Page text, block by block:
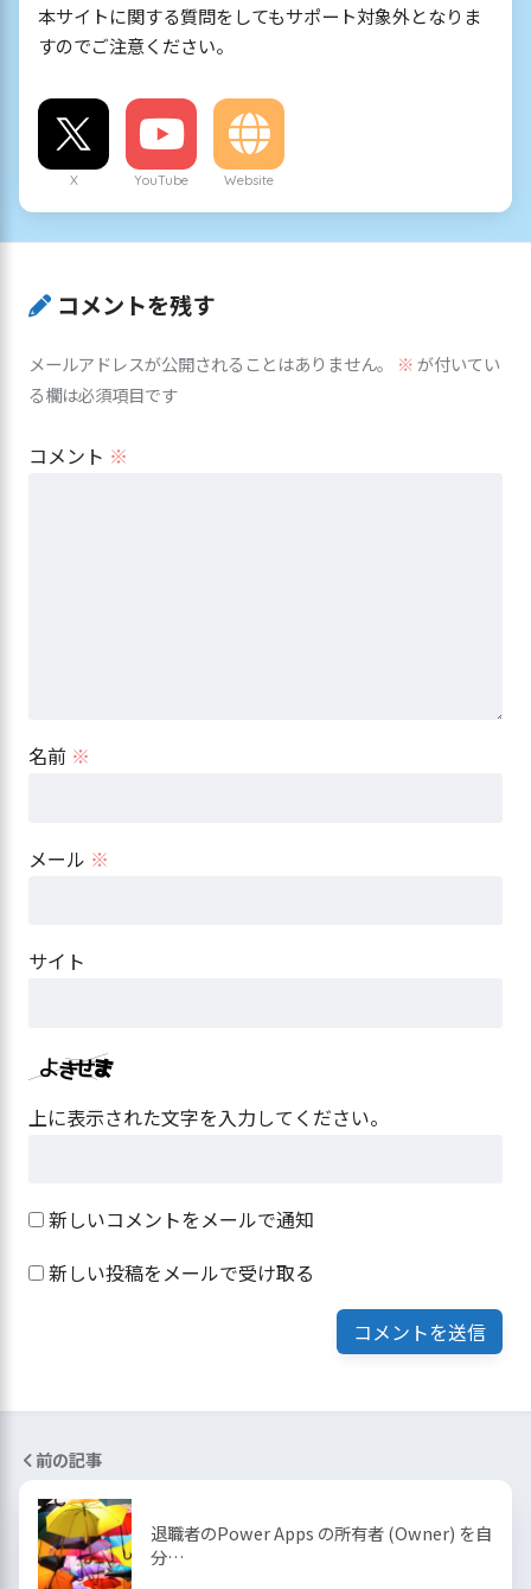
本サイトに関する質問をしてもサポート対象外となりま
すのでご注意ください。
X YouTube Website
コメントを残す
メールアドレスが公開されることはありません。 ※が付いてい
る欄は必須項目です
コメント ※
名前 ※
メール ※
サイト
上に表示された文字を入力してください。
新しいコメントをメールで通知
新しい投稿をメールで受け取る
前の記事
退職者のPower Apps の所有者 (Owner) を自
分…